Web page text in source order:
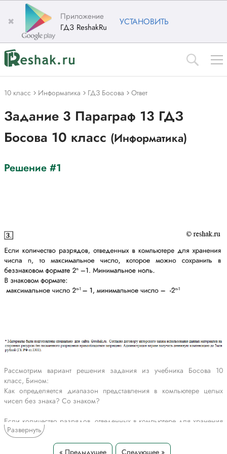
✖
Приложение
ГДЗ ReshakRu
УСТАНОВИТЬ
10 класс Информатика ГДЗ Босова Ответ
Задание 3 Параграф 13 ГДЗ
Босова 10 класс (Информатика)
Решение #1
Рассмотрим вариант решения задания из учебника Босова 10
класс, Бином:
Как определяется диапазон представления в компьютере целых
чисел без знака? Со знаком?
Если количество разрядов, отведенных в компьютере для хранения
числа n, то максимальное число, которое можно сохранить в
беззнаковом формате 2n –1. Минимальное ноль.
В знаковом формате:
Развернуть